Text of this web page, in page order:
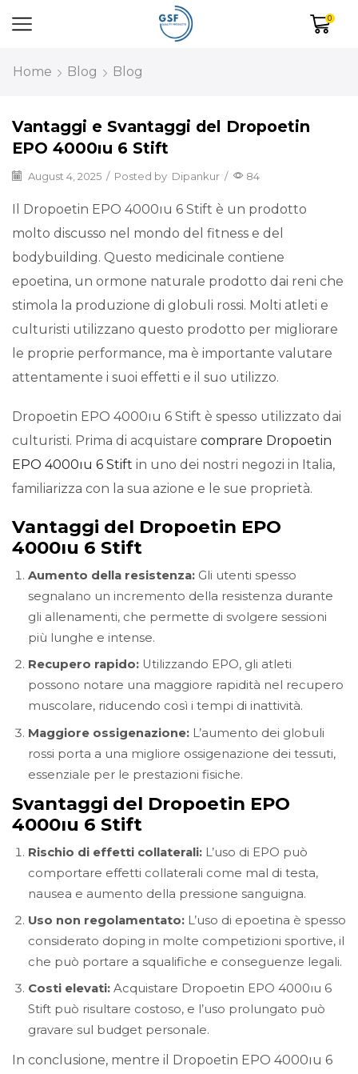
0
Home Blog Blog
Vantaggi e Svantaggi del Dropoetin
EPO 4000ıu 6 Stift
August 4, 2025 / Posted by Dipankur / 84
Il Dropoetin EPO 4000ıu 6 Stift è un prodotto
molto discusso nel mondo del fitness e del
bodybuilding. Questo medicinale contiene
epoetina, un ormone naturale prodotto dai reni che
stimola la produzione di globuli rossi. Molti atleti e
culturisti utilizzano questo prodotto per migliorare
le proprie performance, ma è importante valutare
attentamente i suoi effetti e il suo utilizzo.
Dropoetin EPO 4000ıu 6 Stift è spesso utilizzato dai
culturisti. Prima di acquistare comprare Dropoetin
EPO 4000ıu 6 Stift in uno dei nostri negozi in Italia,
familiarizza con la sua azione e le sue proprietà.
Vantaggi del Dropoetin EPO
4000ıu 6 Stift
Aumento della resistenza: Gli utenti spesso
segnalano un incremento della resistenza durante
gli allenamenti, che permette di svolgere sessioni
più lunghe e intense.
Recupero rapido: Utilizzando EPO, gli atleti
possono notare una maggiore rapidità nel recupero
muscolare, riducendo così i tempi di inattività.
Maggiore ossigenazione: L’aumento dei globuli
rossi porta a una migliore ossigenazione dei tessuti,
essenziale per le prestazioni fisiche.
Svantaggi del Dropoetin EPO
4000ıu 6 Stift
Rischio di effetti collaterali: L’uso di EPO può
comportare effetti collaterali come mal di testa,
nausea e aumento della pressione sanguigna.
Uso non regolamentato: L’uso di epoetina è spesso
considerato doping in molte competizioni sportive, il
che può portare a squalifiche e conseguenze legali.
Costi elevati: Acquistare Dropoetin EPO 4000ıu 6
Stift può risultare costoso, e l’uso prolungato può
gravare sul budget personale.
In conclusione, mentre il Dropoetin EPO 4000ıu 6